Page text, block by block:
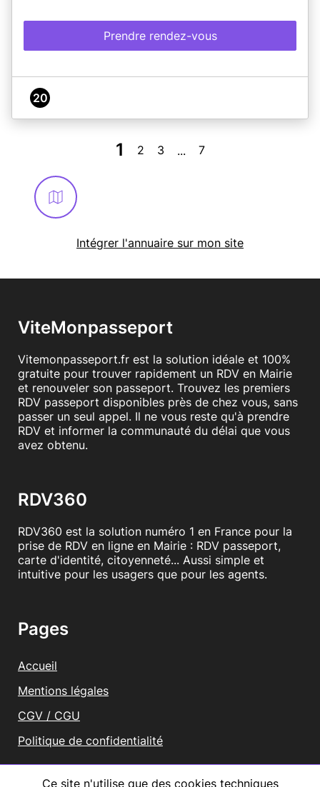
Prendre rendez-vous
20
1 2 3 ... 7
Intégrer l'annuaire sur mon site
Ce site n'utilise que des cookies techniques
ViteMonpasseport
Vitemonpasseport.fr est la solution idéale et 100%
gratuite pour trouver rapidement un RDV en Mairie
et renouveler son passeport. Trouvez les premiers
RDV passeport disponibles près de chez vous, sans
passer un seul appel. Il ne vous reste qu'à prendre
RDV et informer la communauté du délai que vous
avez obtenu.
RDV360
RDV360 est la solution numéro 1 en France pour la
prise de RDV en ligne en Mairie : RDV passeport,
carte d'identité, citoyenneté... Aussi simple et
intuitive pour les usagers que pour les agents.
Pages
Accueil
Mentions légales
CGV / CGU
Politique de confidentialité
Vous représentez une mairie ?